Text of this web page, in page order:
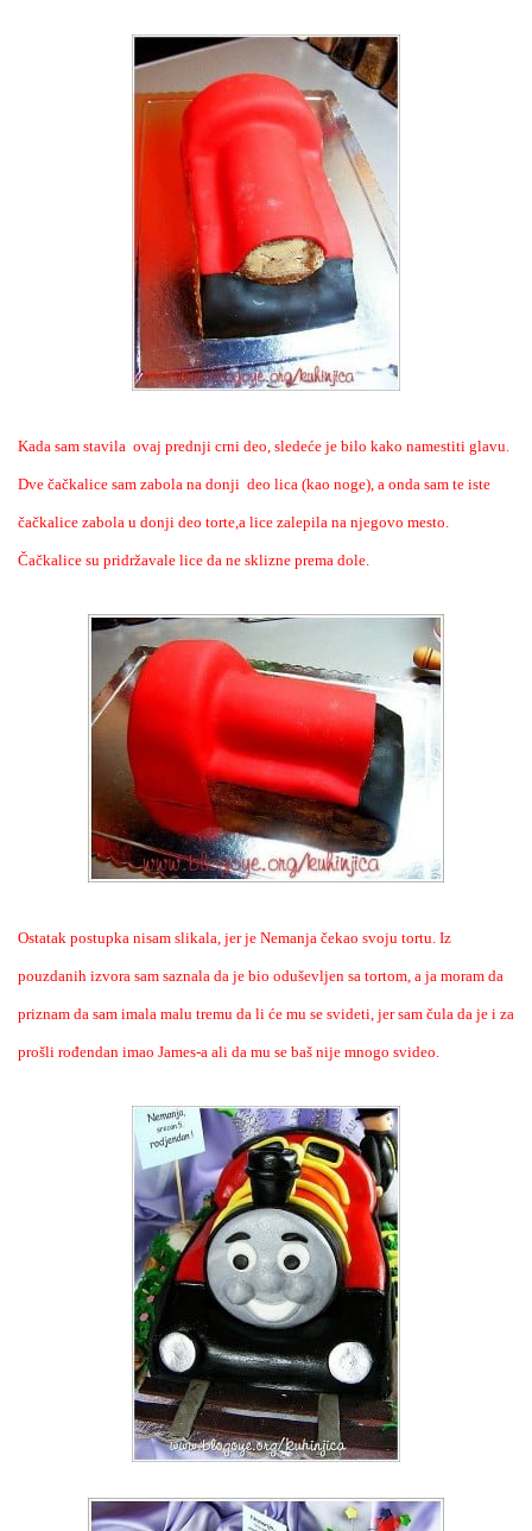
Kada sam stavila ovaj prednji crni deo, sledeće je bilo kako namestiti glavu.
Dve čačkalice sam zabola na donji deo lica (kao noge), a onda sam te iste
čačkalice zabola u donji deo torte,a lice zalepila na njegovo mesto.
Čačkalice su pridržavale lice da ne sklizne prema dole.
Ostatak postupka nisam slikala, jer je Nemanja čekao svoju tortu. Iz
pouzdanih izvora sam saznala da je bio oduševljen sa tortom, a ja moram da
priznam da sam imala malu tremu da li će mu se svideti, jer sam čula da je i za
prošli rođendan imao James-a ali da mu se baš nije mnogo svideo.